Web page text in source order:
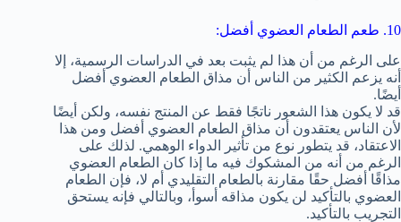
10. طعم الطعام العضوي أفضل:
على الرغم من أن هذا لم يثبت بعد في الدراسات الرسمية، إلا
أنه يزعم الكثير من الناس أن مذاق الطعام العضوي أفضل
أيضًا.
قد لا يكون هذا الشعور ناتجًا فقط عن المنتج نفسه، ولكن أيضًا
لأن الناس يعتقدون أن مذاق الطعام العضوي أفضل ومن هذا
الاعتقاد، قد يتطور نوع من تأثير الدواء الوهمي. لذلك على
الرغم من أنه من المشكوك فيه ما إذا كان الطعام العضوي
مذاقًا أفضل حقًا مقارنة بالطعام التقليدي أم لا، فإن الطعام
العضوي بالتأكيد لن يكون مذاقه أسوأ، وبالتالي فإنه يستحق
التجريب بالتأكيد.